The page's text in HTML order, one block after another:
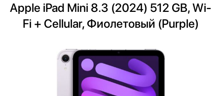
Apple iPad Mini 8.3 (2024) 512 GB, Wi-
Fi + Cellular, Фиолетовый (Purple)